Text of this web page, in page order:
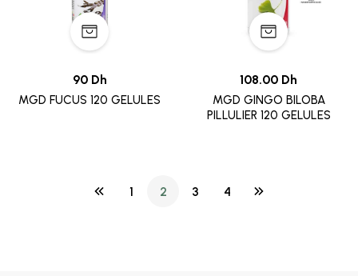
90 Dh
MGD FUCUS 120 GELULES
108.00 Dh
MGD GINGO BILOBA
PILLULIER 120 GELULES
1 2 3 4